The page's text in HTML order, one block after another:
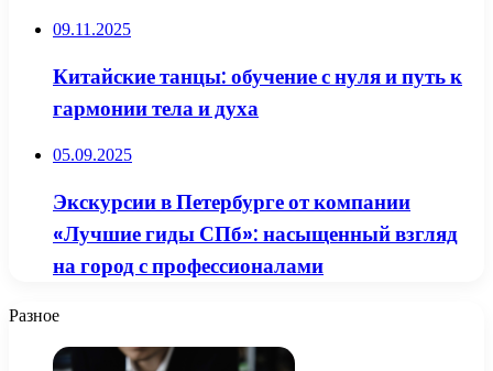
09.11.2025
Китайские танцы: обучение с нуля и путь к
гармонии тела и духа
05.09.2025
Экскурсии в Петербурге от компании
«Лучшие гиды СПб»: насыщенный взгляд
на город с профессионалами
Разное